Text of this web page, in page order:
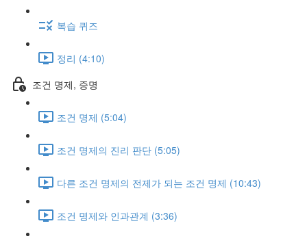
복습 퀴즈
정리 (4:10)
조건 명제, 증명
조건 명제 (5:04)
조건 명제의 진리 판단 (5:05)
다른 조건 명제의 전제가 되는 조건 명제 (10:43)
조건 명제와 인과관계 (3:36)